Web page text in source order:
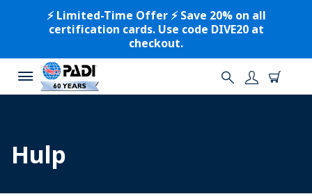
⚡️ Limited-Time Offer ⚡️ Save 20% on all
certification cards. Use code DIVE20 at
checkout.
Hulp